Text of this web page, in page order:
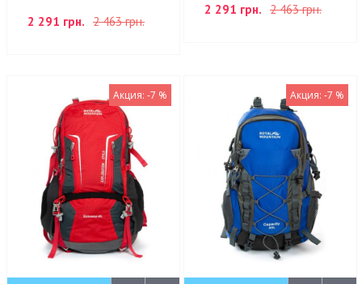
2 291 грн. 2 463 грн.
2 291 грн. 2 463 грн.
Акция: -7 % Акция: -7 %